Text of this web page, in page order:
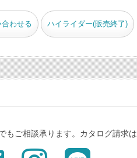
わせる ハイライダー(販売終了)
もご相談承ります。カタログ請求は